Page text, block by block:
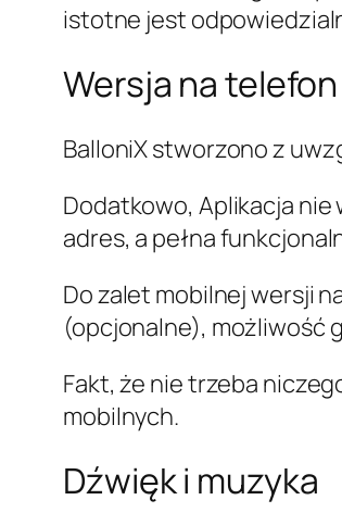
istotne jest
Wersja na telefon
BalloniX stworzono z
Dodatkowo, Aplikacja
adres, a pełna
Do zalet mobilnej wersji
(opcjonalne), możliwość
Fakt, że nie trzeba
mobilnych.
Dźwięk i muzyka